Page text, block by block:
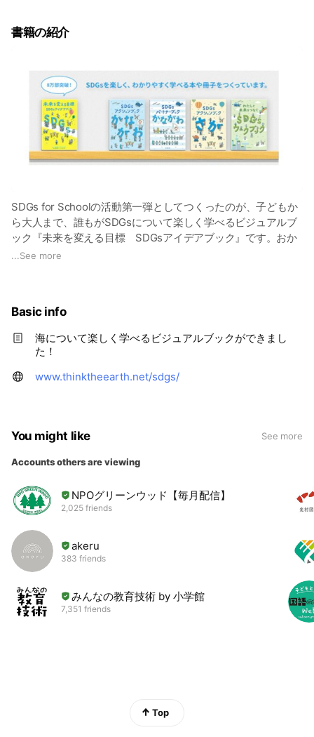
書籍の紹介
SDGs for Schoolの活動第一弾としてつくったのが、子どもか
ら大人まで、誰もがSDGsについて楽しく学べるビジュアルブ
ック『未来を変える目標 SDGsアイデアブック』です。おか
げさまで発行部数が8万部を超える人気の本になりました！
もデジタル版を無料で入手できますので、ぜひウェブサイトを
ご覧ください。
...See more
Basic info
海について楽しく学べるビジュアルブックができまし
た！
www.thinktheearth.net/sdgs/
You might like See more
Accounts others are viewing
NPOグリーンウッド【毎月配信】
2,025 friends
akeru
383 friends
みんなの教育技術 by 小学館
7,351 friends
Top